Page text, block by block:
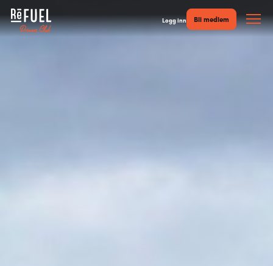
Logg inn Bli medlem